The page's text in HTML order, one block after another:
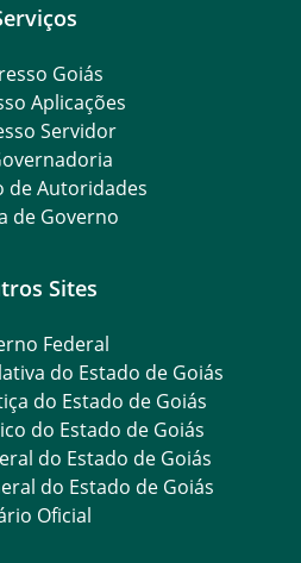
Goiás
Aplicações
Servidor
de Autoridades
de Governo
Sites
Federal
do Estado de Goiás
do Estado de Goiás
do Estado de Goiás
do Estado de Goiás
do Estado de Goiás
Oficial